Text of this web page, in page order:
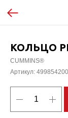
КОЛЬЦО
CUMMINS®
Артикул: 499854200